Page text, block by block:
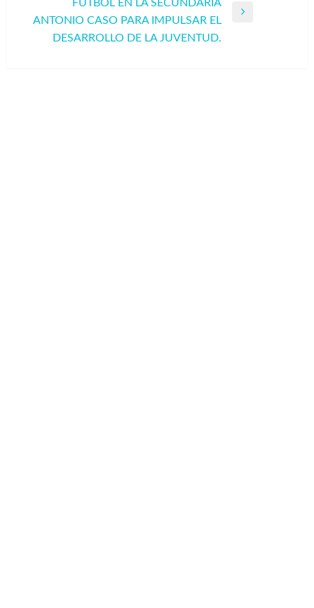
Entrada
siguiente
FÚTBOL EN LA SECUNDARIA
ANTONIO CASO PARA IMPULSAR EL
DESARROLLO DE LA JUVENTUD.